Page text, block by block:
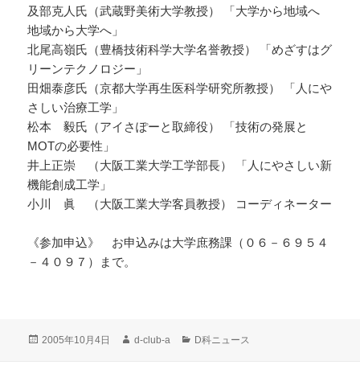
及部克人氏（武蔵野美術大学教授） 「大学から地域へ
地域から大学へ」
北尾高嶺氏（豊橋技術科学大学名誉教授） 「めざすはグ
リーンテクノロジー」
田畑泰彦氏（京都大学再生医科学研究所教授） 「人にや
さしい治療工学」
松本 毅氏（アイさぽーと取締役） 「技術の発展と
MOTの必要性」
井上正崇 （大阪工業大学工学部長） 「人にやさしい新
機能創成工学」
小川 眞 （大阪工業大学客員教授） コーディネーター
《参加申込》 お申込みは大学庶務課（０６－６９５４
－４０９７）まで。
投
2005年10月4日
作
d-club-a
カ
D科ニュース